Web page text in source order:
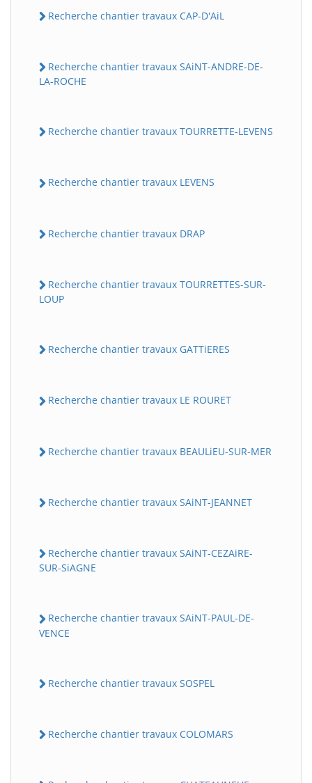
Recherche chantier travaux CAP-D'AiL
Recherche chantier travaux SAiNT-ANDRE-DE-
LA-ROCHE
Recherche chantier travaux TOURRETTE-LEVENS
Recherche chantier travaux LEVENS
Recherche chantier travaux DRAP
Recherche chantier travaux TOURRETTES-SUR-
LOUP
Recherche chantier travaux GATTiERES
Recherche chantier travaux LE ROURET
Recherche chantier travaux BEAULiEU-SUR-MER
Recherche chantier travaux SAiNT-JEANNET
Recherche chantier travaux SAiNT-CEZAiRE-
SUR-SiAGNE
Recherche chantier travaux SAiNT-PAUL-DE-
VENCE
Recherche chantier travaux SOSPEL
Recherche chantier travaux COLOMARS